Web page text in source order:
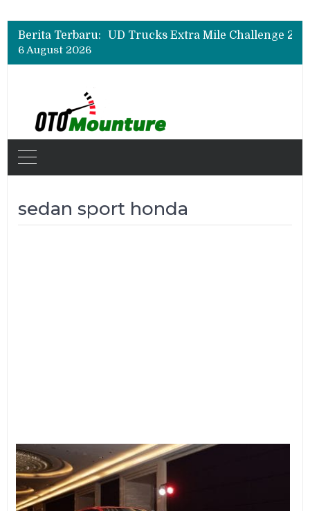
Berita Terbaru:
6 August 2026
sedan sport honda